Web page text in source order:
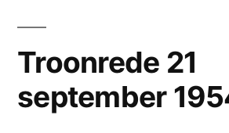
Troonrede 21
september